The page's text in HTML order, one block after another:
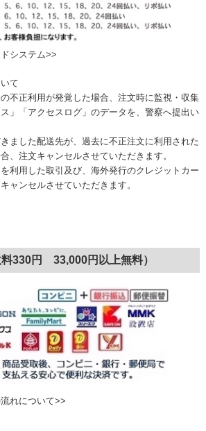
システム>>
て
不正利用が発覚した場合、注文時に監視・収集
」「アクセスログ」のデータを、警察へ提出い
ました配送先が、過去に不正注文に利用された
、注文キャンセルさせていただきます。
利用した取引及び、海外発行のクレジットカー
ャンセルさせていただきます。
330円 33,000円以上無料）
れについて>>